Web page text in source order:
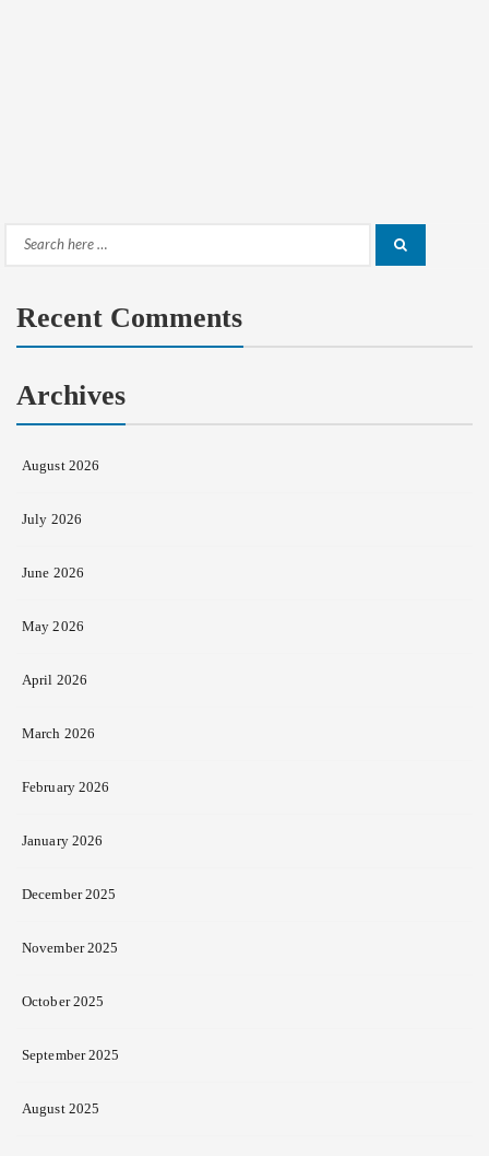
Search
Recent Comments
Archives
August 2026
July 2026
June 2026
May 2026
April 2026
March 2026
February 2026
January 2026
December 2025
November 2025
October 2025
September 2025
August 2025